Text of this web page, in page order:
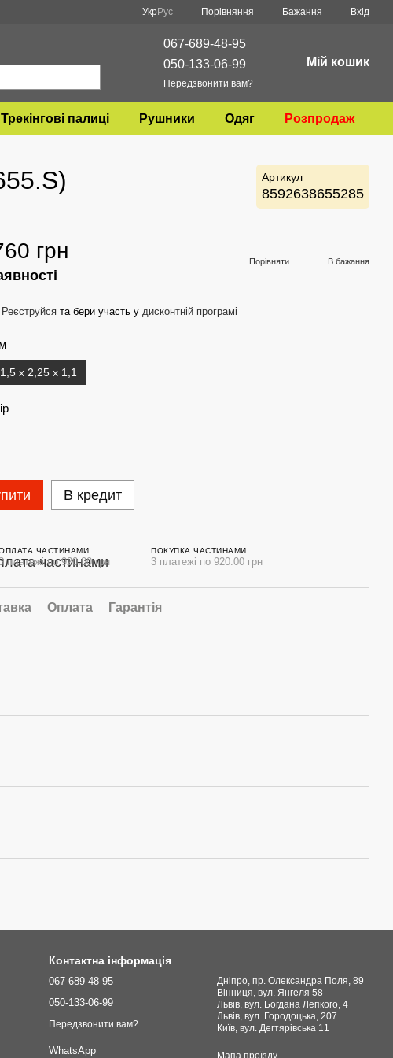
УкрРус Порівняння Бажання Вхід
067-689-48-95
050-133-06-99
Передзвонити вам?
Мій кошик
Трекінгові палиці Рушники Одяг Розпродаж
Артикул
8592638655285
грн Порівняти В бажання
Реєструйся та бери участь удисконтній програмі
x 2,25 х 1,1
В кредит
ЧАСТИНАМИ
платежі по 920.00 грн
ПОКУПКА ЧАСТИНАМИ
3 платежі по 920.00 грн
Оплата Гарантія
Контактна інформація
067-689-48-95
050-133-06-99
Передзвонити вам?
WhatsApp
Дніпро, пр. Олександра Поля, 89
Вінниця, вул. Янгеля 58
Львів, вул. Богдана Лепкого, 4
Львів, вул. Городоцька, 207
Київ, вул. Дегтярівська 11